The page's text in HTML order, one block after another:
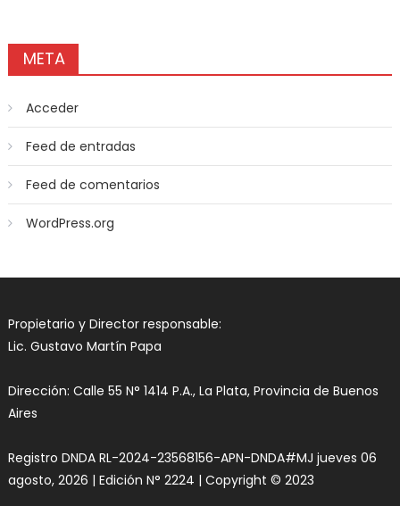
META
Acceder
Feed de entradas
Feed de comentarios
WordPress.org
Propietario y Director responsable:
Lic. Gustavo Martín Papa
Dirección: Calle 55 N° 1414 P.A., La Plata, Provincia de Buenos
Aires
Registro DNDA RL-2024-23568156-APN-DNDA#MJ jueves 06
agosto, 2026 | Edición N° 2224 | Copyright © 2023